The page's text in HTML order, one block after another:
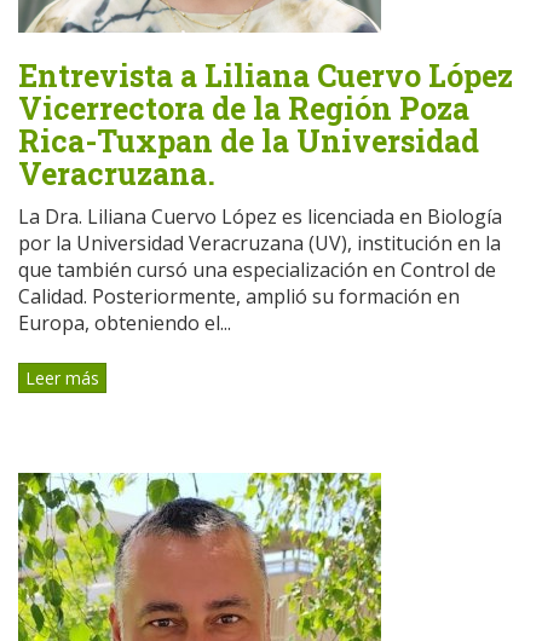
Entrevista a Liliana Cuervo López
Vicerrectora de la Región Poza
Rica-Tuxpan de la Universidad
Veracruzana.
La Dra. Liliana Cuervo López es licenciada en Biología
por la Universidad Veracruzana (UV), institución en la
que también cursó una especialización en Control de
Calidad. Posteriormente, amplió su formación en
Europa, obteniendo el...
Leer más